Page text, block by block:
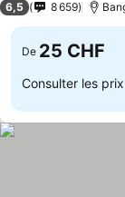
6,5 8 659
De 25 CHF
Consulter les